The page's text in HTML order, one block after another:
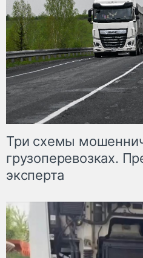
Три схемы
грузоперевозках.
эксперта